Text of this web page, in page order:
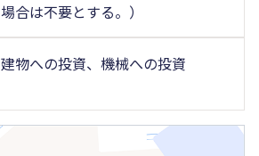
場合は不要とする。）
建物への投資、機械への投資